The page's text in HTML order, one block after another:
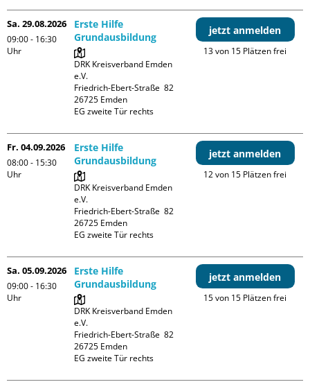
Sa. 29.08.2026
09:00 - 16:30
Uhr
Erste Hilfe
Grundausbildung
DRK Kreisverband Emden
e.V.
Friedrich-Ebert-Straße  82
26725 Emden
EG zweite Tür rechts
jetzt anmelden
13 von 15 Plätzen frei
Fr. 04.09.2026
08:00 - 15:30
Uhr
Erste Hilfe
Grundausbildung
DRK Kreisverband Emden
e.V.
Friedrich-Ebert-Straße  82
26725 Emden
EG zweite Tür rechts
jetzt anmelden
12 von 15 Plätzen frei
Sa. 05.09.2026
09:00 - 16:30
Uhr
Erste Hilfe
Grundausbildung
DRK Kreisverband Emden
e.V.
Friedrich-Ebert-Straße  82
26725 Emden
EG zweite Tür rechts
jetzt anmelden
15 von 15 Plätzen frei